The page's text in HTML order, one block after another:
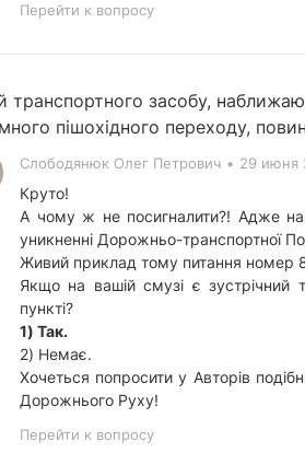
Перейти к вопросу
транспортного засобу,
пішохідного переходу,
Слободянюк Олег Петрович • 29 июня
Круто!
А чому ж не посигналити?! Адже
уникненні Дорожньо-транспортної
Живий приклад тому питання номер
Якщо на вашій смузі є зустрічний
пункті?
1) Так.
2) Немає.
Хочеться попросити у Авторів
Дорожнього Руху!
Перейти к вопросу